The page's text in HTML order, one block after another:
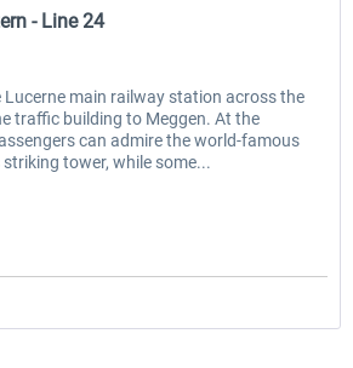
36,29 € *
- Line 24
Lucerne main railway station across the
traffic building to Meggen. At the
can admire the world-famous
tower, while some...